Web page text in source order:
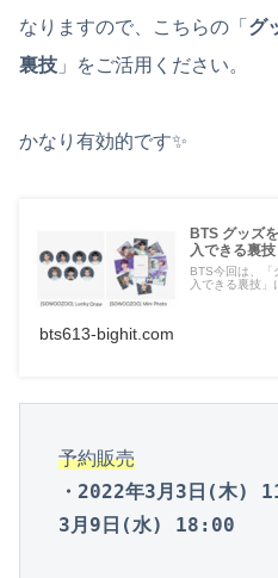
なりますので、こちらの「 グ
裏技 」をご活用ください。
かなり有効的です✨
BTS グッズ
入できる裏技
BTS今回は、「
入できる裏技」
bts613-bighit.com
予約販売
・2022年3月3日(木)
3月9日(水) 18:00